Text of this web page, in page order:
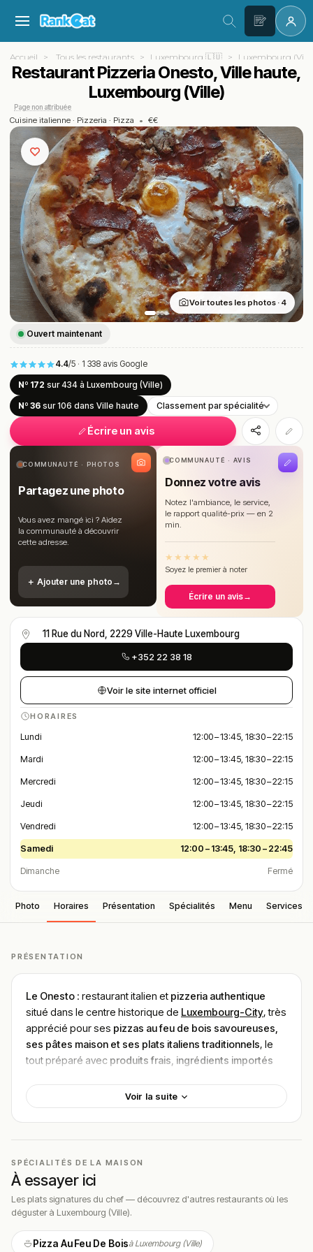
Accueil Tous les restaurants Luxembourg 🇱🇺 Luxembourg
Restaurant Pizzeria Onesto, Ville haute,
Luxembourg (Ville)
Page non attribuée
Cuisine italienne · Pizzeria · Pizza • €€
Ouvert maintenant
4.4/5 · 1 338 avis Google
Nº 172 sur 434 à Luxembourg (Ville)
Nº 36 sur 106 dans Ville haute Classement par spécialité
Écrire un avis
Voir toutes les photos · 4
COMMUNAUTÉ · PHOTOS
Partagez une photo
Vous avez mangé ici ? Aidez
la communauté à découvrir
cette adresse.
＋ Ajouter une photo →
COMMUNAUTÉ · AVIS
Donnez votre avis
Notez l'ambiance, le service,
le rapport qualité-prix — en 2
min.
★ ★ ★ ★ ★
Soyez le premier à noter
Écrire un avis→
11 Rue du Nord, 2229 Ville-Haute Luxembourg
+352 22 38 18
Voir le site internet officiel
HORAIRES
Lundi 12:00 – 13:45, 18:30 – 22:15
Mardi 12:00 – 13:45, 18:30 – 22:15
Mercredi 12:00 – 13:45, 18:30 – 22:15
Jeudi 12:00 – 13:45, 18:30 – 22:15
Vendredi 12:00 – 13:45, 18:30 – 22:15
Samedi 12:00 – 13:45, 18:30 – 22:45
Dimanche Fermé
Photo Horaires Présentation Spécialités Menu Services
PRÉSENTATION
Le Onesto : restaurant italien et pizzeria authentique
situé dans le centre historique de Luxembourg-City, très
apprécié pour ses pizzas au feu de bois savoureuses,
ses pâtes maison et ses plats italiens traditionnels, le
tout préparé avec produits frais, ingrédients importés
chaleureux et convivial avec fresques historiques et
terrasse agréableparfait pour undéjeuner, un dîner
entre amis, en couple ou en famille, avec unefourchette
de prix ≈ 25–30 €et des avis très positifs notamment
pour la
qualité des pizzas, la générosité des portions et
l’accueil sympathique
Localisation
Luxembourg (Ville), en plein cœur du quartier historique
Voir la suite
SPÉCIALITÉS DE LA MAISON
À essayer ici
Les plats signatures du chef — découvrez d'autres restaurants où les
déguster à Luxembourg (Ville).
Pizza Au Feu De Boisà Luxembourg (Ville)